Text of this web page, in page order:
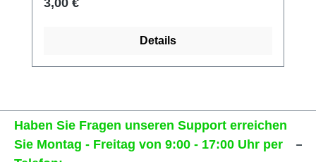
Details
Haben Sie Fragen unseren Support erreichen
Sie Montag - Freitag von 9:00 - 17:00 Uhr per